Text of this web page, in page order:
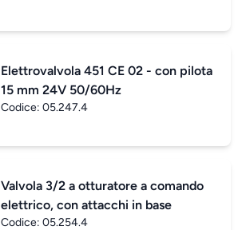
Elettrovalvola 451 CE 02 - con pilota
15 mm 24V 50/60Hz
Codice: 05.247.4
Valvola 3/2 a otturatore a comando
elettrico, con attacchi in base
Codice: 05.254.4